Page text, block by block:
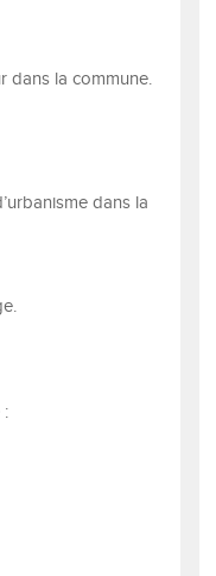
dans la commune.
dans la
: